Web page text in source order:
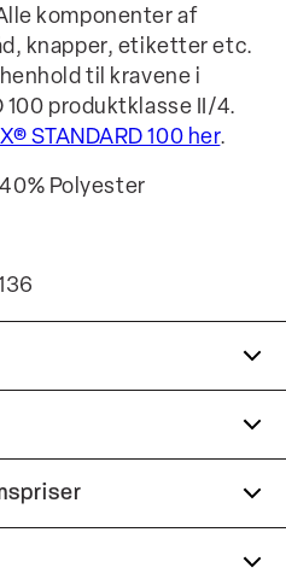
komponenter af
knapper, etiketter etc.
til kravene i
100 produktklasse II/4.
STANDARD 100 her.
Polyester
venstre side.
bomuldsblend.
helt gratis.